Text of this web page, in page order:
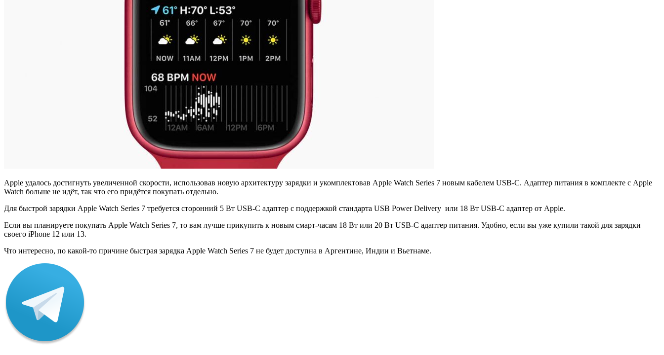
Apple удалось достигнуть увеличенной скорости, использовав новую архитектуру зарядки и укомплектовав Apple Watch Series 7 новым кабелем USB-C. Адаптер питания в комплекте с Apple
Watch больше не идёт, так что его придётся покупать отдельно.
Для быстрой зарядки Apple Watch Series 7 требуется сторонний 5 Вт USB-C адаптер с поддержкой стандарта USB Power Delivery или 18 Вт USB-C адаптер от Apple.
Если вы планируете покупать Apple Watch Series 7, то вам лучше прикупить к новым смарт-часам 18 Вт или 20 Вт USB-C адаптер питания. Удобно, если вы уже купили такой для зарядки
своего iPhone 12 или 13.
Что интересно, по какой-то причине быстрая зарядка Apple Watch Series 7 не будет доступна в Аргентине, Индии и Вьетнаме.